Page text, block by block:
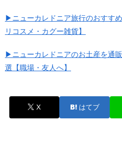
▶ニューカレドニア旅行のおすす
リコスメ・カグー雑貨】
▶ニューカレドニアのお土産を通
選【職場・友人へ】
X はてブ